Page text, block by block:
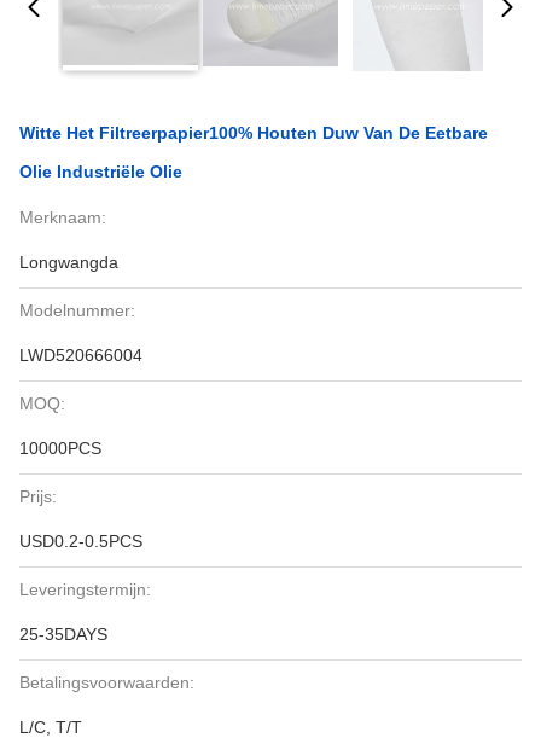
Witte Het Filtreerpapier100% Houten Duw Van De Eetbare
Olie Industriële Olie
Merknaam:
Longwangda
Modelnummer:
LWD520666004
MOQ:
10000PCS
Prijs:
USD0.2-0.5PCS
Leveringstermijn:
25-35DAYS
Betalingsvoorwaarden:
L/C, T/T